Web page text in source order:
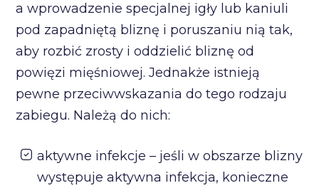
a wprowadzenie specjalnej igły lub kaniuli
pod zapadniętą bliznę i poruszaniu nią tak,
aby rozbić zrosty i oddzielić bliznę od
powięzi mięśniowej. Jednakże istnieją
pewne przeciwwskazania do tego rodzaju
zabiegu. Należą do nich:
aktywne infekcje – jeśli w obszarze blizny
występuje aktywna infekcja, konieczne